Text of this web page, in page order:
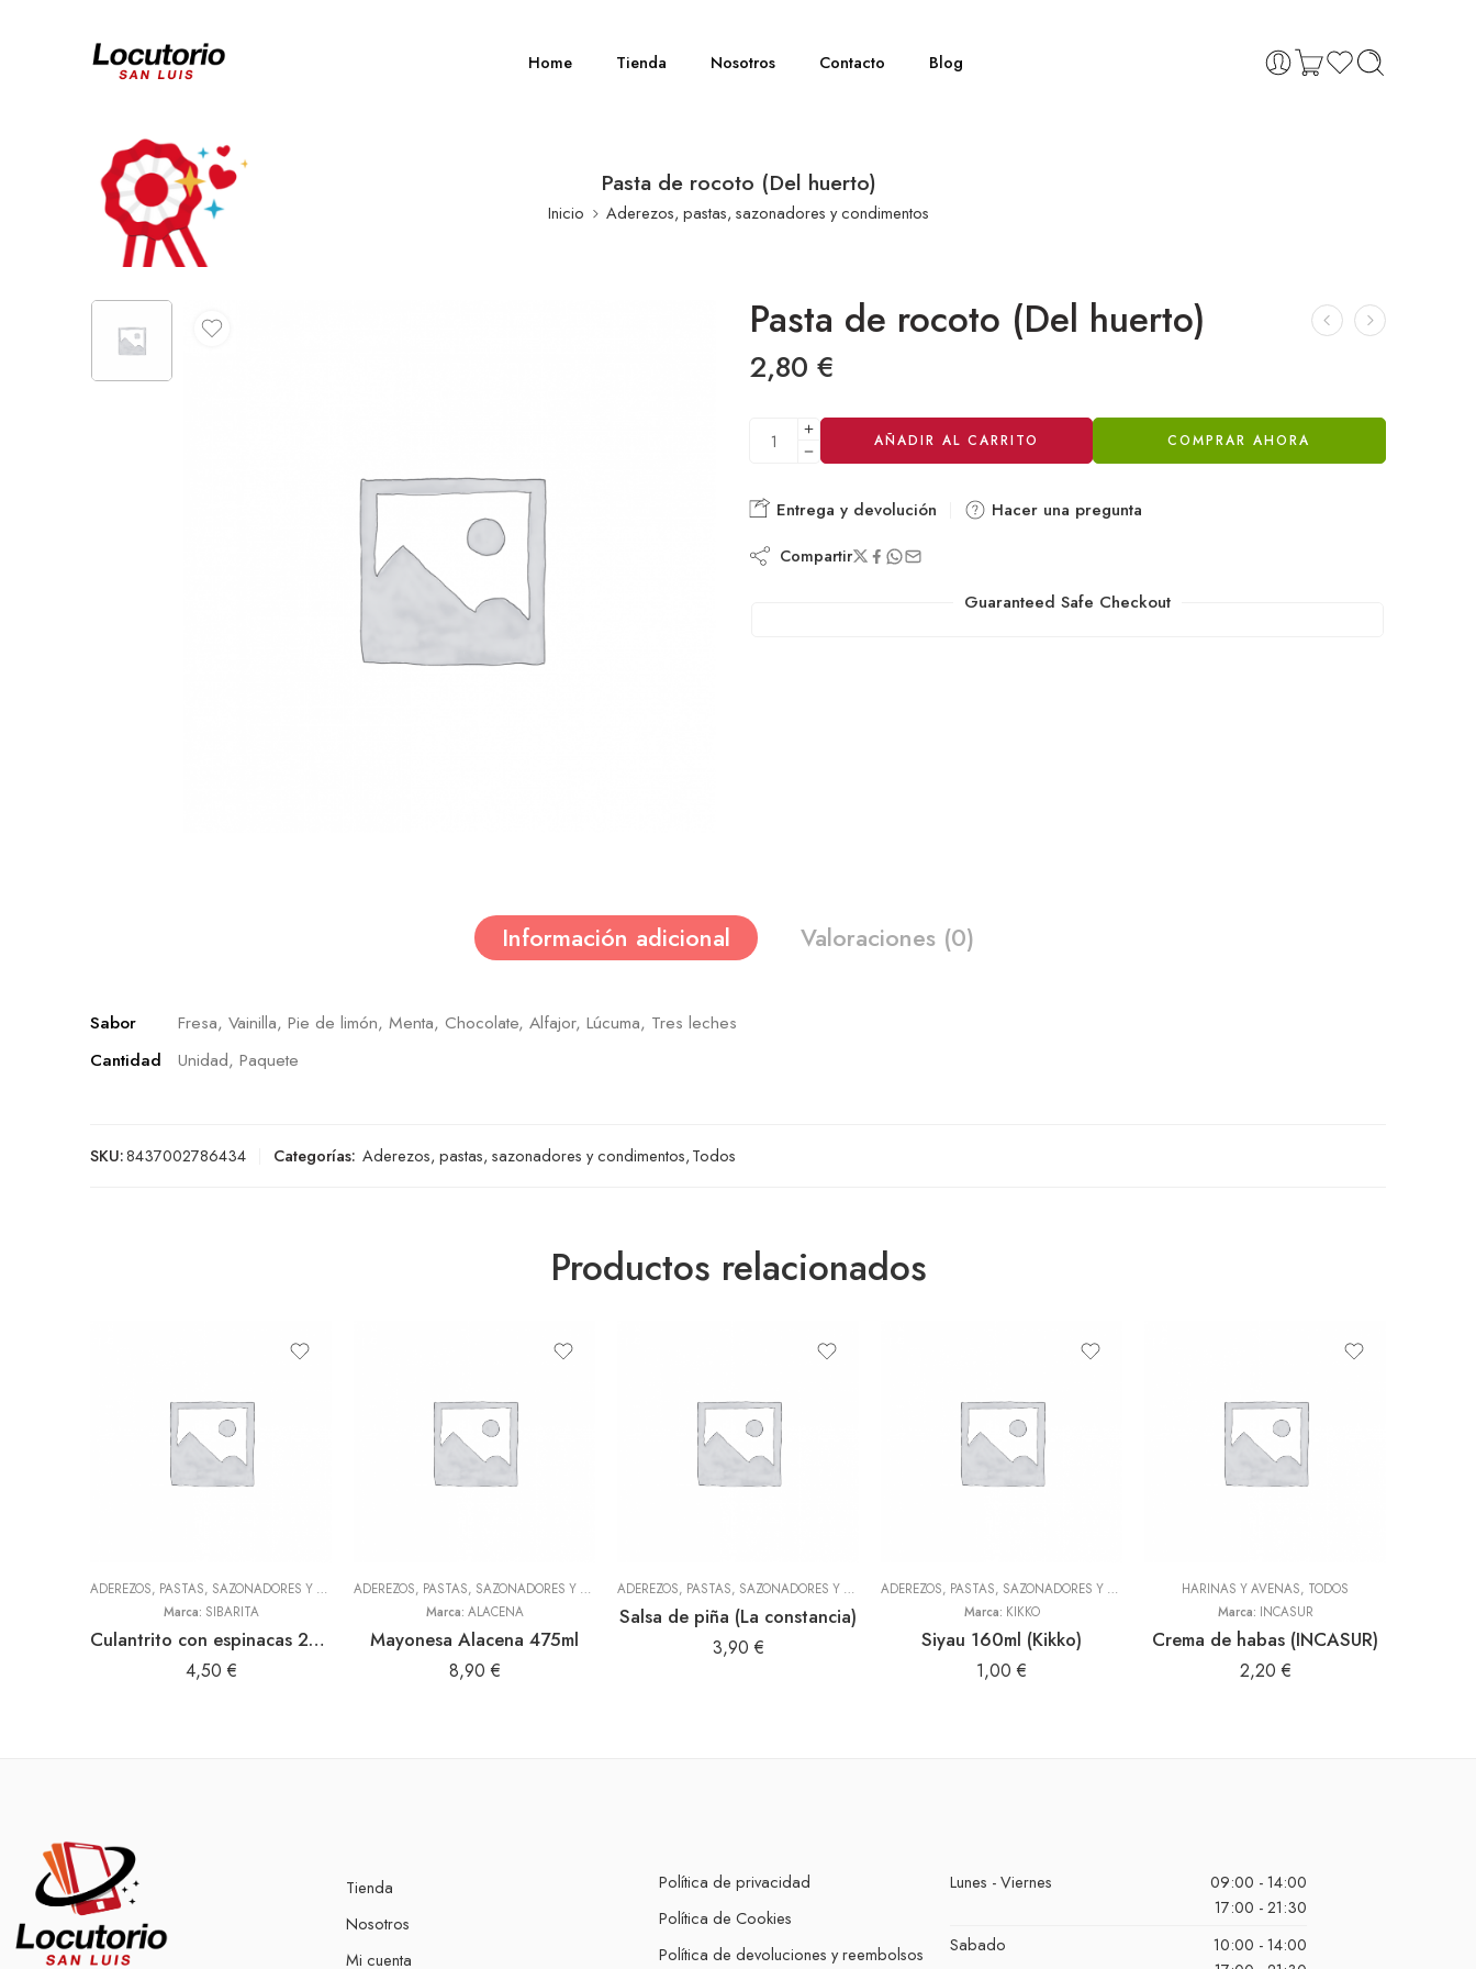
Home Tienda Nosotros Contacto Blog
Pasta de rocoto (Del huerto)
Inicio Aderezos, pastas, sazonadores y condimentos
Pasta de rocoto (Del huerto)
2,80 €
AÑADIR AL CARRITO COMPRAR AHORA
Alternative:
Entrega y devolución Hacer una pregunta
Compartir
Guaranteed Safe Checkout
Información adicional Valoraciones (0)
Sabor
Fresa, Vainilla, Pie de limón, Menta, Chocolate, Alfajor, Lúcuma, Tres leches
Cantidad
Unidad, Paquete
SKU:8437002786434 Categorías: Aderezos, pastas, sazonadores y condimentos,Todos
Productos relacionados
ADEREZOS, PASTAS, SAZONADORES Y CONDIMENTOS ,TODOS
Marca: SIBARITA
Culantrito con espinacas 250gr Doy Pack (Sibarita)
4,50 €
ADEREZOS, PASTAS, SAZONADORES Y CONDIMENTOS ,TODOS
Marca: ALACENA
Mayonesa Alacena 475ml
8,90 €
ADEREZOS, PASTAS, SAZONADORES Y CONDIMENTOS ,TODOS
Salsa de piña (La constancia)
3,90 €
ADEREZOS, PASTAS, SAZONADORES Y CONDIMENTOS ,TODOS
Marca: KIKKO
Siyau 160ml (Kikko)
1,00 €
HARINAS Y AVENAS, TODOS
Marca: INCASUR
Crema de habas (INCASUR)
2,20 €
Tienda
Nosotros
Mi cuenta
Política de privacidad
Política de Cookies
Política de devoluciones y reembolsos
Lunes - Viernes
09:00 - 14:00
17:00 - 21:30
Sabado
10:00 - 14:00